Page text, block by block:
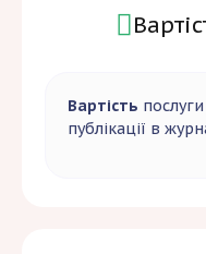
Вартість
публікації в